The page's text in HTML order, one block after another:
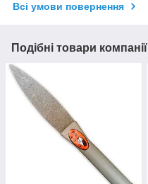
Всі умови повернення
Подібні товари компанії